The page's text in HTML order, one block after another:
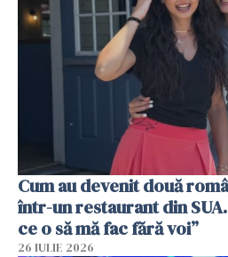
Cum au devenit două
într-un restaurant din
ce o să mă fac fără voi”
26 IULIE 2026